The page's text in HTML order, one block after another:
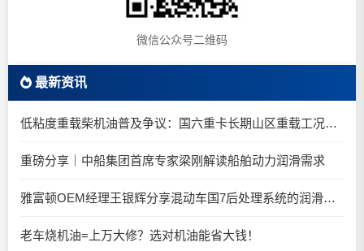
微信公众号二维码
最新资讯
低粘度重载柴机油普及争议：国六重卡长期山区重载工况是否适合0W-20柴油机油？
重磅分享｜中船集团首席专家梁刚解读船舶动力润滑需求
雅富顿OEM经理王银辉分享混动车国7后处理系统的润滑油要求
老车烧机油=上万大修？选对机油能省大钱！